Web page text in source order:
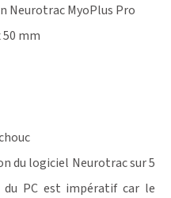
Neurotrac MyoPlus Pro
mm
du logiciel Neurotrac sur 5
PC est impératif car le